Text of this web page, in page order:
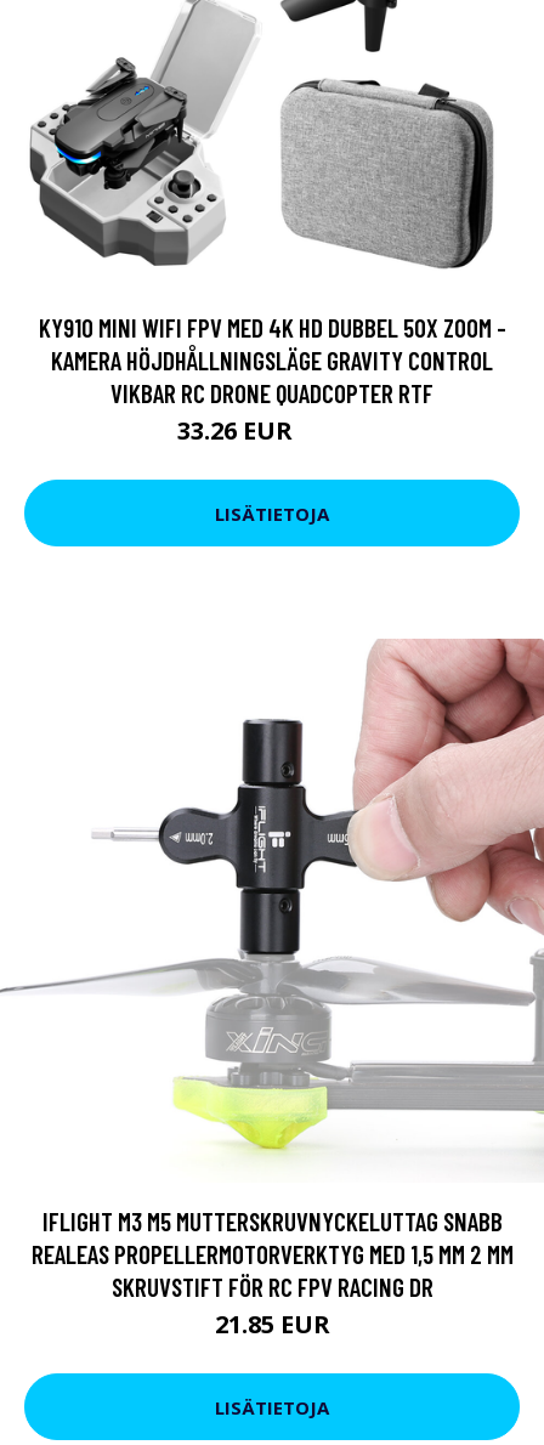
KY910 MINI WIFI FPV MED 4K HD DUBBEL 50X ZOOM -
KAMERA HÖJDHÅLLNINGSLÄGE GRAVITY CONTROL
VIKBAR RC DRONE QUADCOPTER RTF
33.26 EUR
LISÄTIETOJA
IFLIGHT M3 M5 MUTTERSKRUVNYCKELUTTAG SNABB
REALEAS PROPELLERMOTORVERKTYG MED 1,5 MM 2 MM
SKRUVSTIFT FÖR RC FPV RACING DR
21.85 EUR
LISÄTIETOJA